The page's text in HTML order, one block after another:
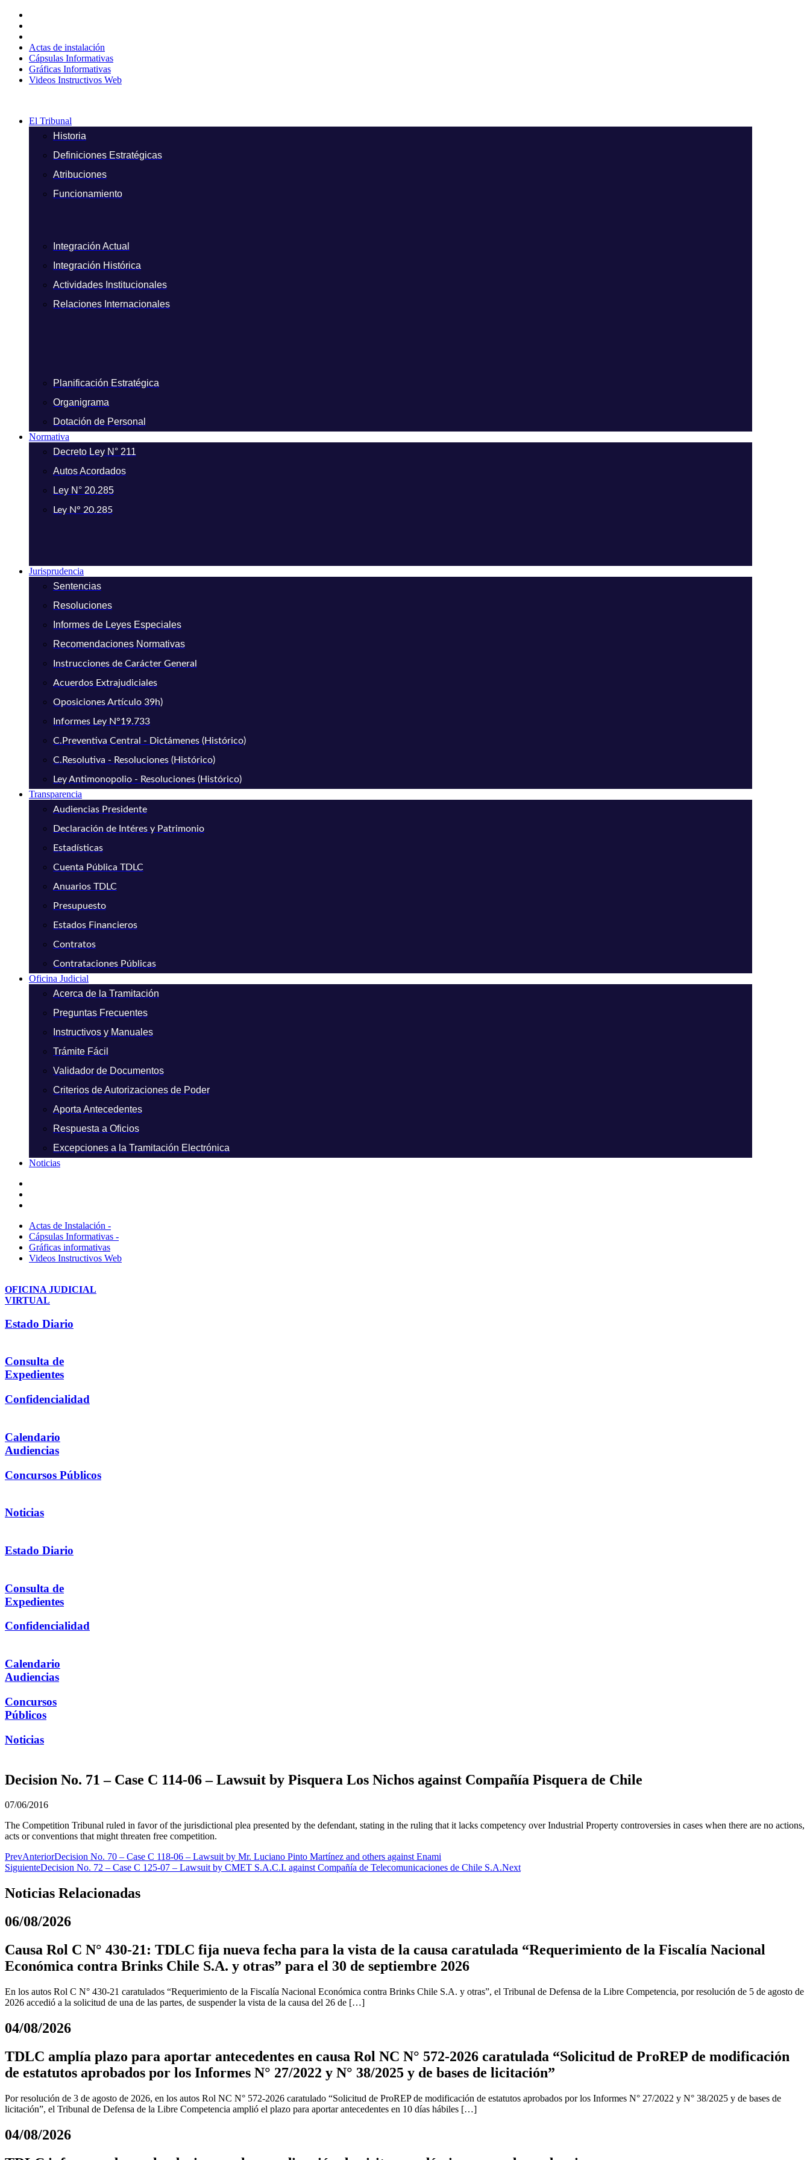
contenido
Actas de instalación
Cápsulas Informativas
Gráficas Informativas
Videos Instructivos Web
El Tribunal
Historia
Definiciones Estratégicas
Atribuciones
Funcionamiento
Integración Actual
Integración Histórica
Actividades Institucionales
Relaciones Internacionales
Planificación Estratégica
Organigrama
Dotación de Personal
Normativa
Decreto Ley N° 211
Autos Acordados
Ley N° 20.285
Ley N° 20.285
Jurisprudencia
Sentencias
Resoluciones
Informes de Leyes Especiales
Recomendaciones Normativas
Instrucciones de Carácter General
Acuerdos Extrajudiciales
Oposiciones Artículo 39h)
Informes Ley N°19.733
C.Preventiva Central - Dictámenes (Histórico)
C.Resolutiva - Resoluciones (Histórico)
Ley Antimonopolio - Resoluciones (Histórico)
Transparencia
Audiencias Presidente
Declaración de Intéres y Patrimonio
Estadísticas
Cuenta Pública TDLC
Anuarios TDLC
Presupuesto
Estados Financieros
Contratos
Contrataciones Públicas
Oficina Judicial
Acerca de la Tramitación
Preguntas Frecuentes
Instructivos y Manuales
Trámite Fácil
Validador de Documentos
Criterios de Autorizaciones de Poder
Aporta Antecedentes
Respuesta a Oficios
Excepciones a la Tramitación Electrónica
Noticias
Actas de Instalación -
Cápsulas Informativas -
Gráficas informativas
Videos Instructivos Web
OFICINA JUDICIAL
VIRTUAL
Estado Diario
Consulta de
Expedientes
Confidencialidad
Calendario
Audiencias
Concursos Públicos
Noticias
Estado Diario
Consulta de
Expedientes
Confidencialidad
Calendario
Audiencias
Concursos
Públicos
Noticias
Decision No. 71 – Case C 114-06 – Lawsuit by Pisquera Los Nichos against Compañía Pisquera de Chile
07/06/2016
The Competition Tribunal ruled in favor of the jurisdictional plea presented by the defendant, stating in the ruling that it lacks competency over Industrial Property controversies in cases when there are no actions,
acts or conventions that might threaten free competition.
PrevAnteriorDecision No. 70 – Case C 118-06 – Lawsuit by Mr. Luciano Pinto Martínez and others against Enami
SiguienteDecision No. 72 – Case C 125-07 – Lawsuit by CMET S.A.C.I. against Compañía de Telecomunicaciones de Chile S.A.Next
Noticias Relacionadas
06/08/2026
Causa Rol C N° 430-21: TDLC fija nueva fecha para la vista de la causa caratulada “Requerimiento de la Fiscalía Nacional
Económica contra Brinks Chile S.A. y otras” para el 30 de septiembre 2026
En los autos Rol C N° 430-21 caratulados “Requerimiento de la Fiscalía Nacional Económica contra Brinks Chile S.A. y otras”, el Tribunal de Defensa de la Libre Competencia, por resolución de 5 de agosto de
2026 accedió a la solicitud de una de las partes, de suspender la vista de la causa del 26 de […]
04/08/2026
TDLC amplía plazo para aportar antecedentes en causa Rol NC N° 572-2026 caratulada “Solicitud de ProREP de modificación
de estatutos aprobados por los Informes N° 27/2022 y N° 38/2025 y de bases de licitación”
Por resolución de 3 de agosto de 2026, en los autos Rol NC N° 572-2026 caratulado “Solicitud de ProREP de modificación de estatutos aprobados por los Informes N° 27/2022 y N° 38/2025 y de bases de
licitación”, el Tribunal de Defensa de la Libre Competencia amplió el plazo para aportar antecedentes en 10 días hábiles […]
04/08/2026